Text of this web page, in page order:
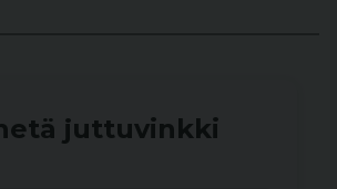
juttuvinkki